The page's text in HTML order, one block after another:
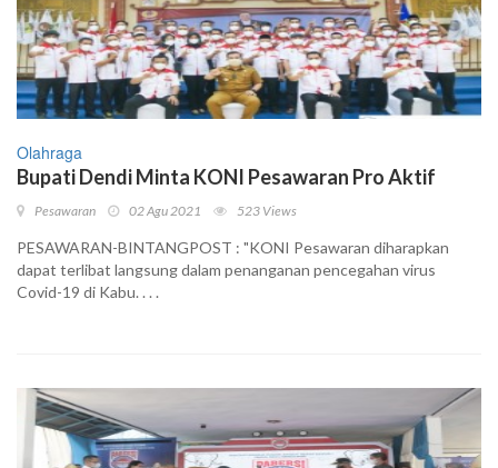
Olahraga
Bupati Dendi Minta KONI Pesawaran Pro Aktif
Pesawaran 02 Agu 2021 523 Views
PESAWARAN-BINTANGPOST : "KONI Pesawaran diharapkan
dapat terlibat langsung dalam penanganan pencegahan virus
Covid-19 di Kabu. . . .